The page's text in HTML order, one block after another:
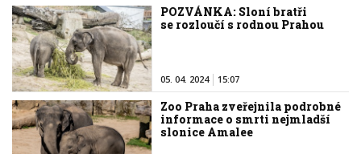
POZVÁNKA: Sloní bratři
se rozloučí s rodnou Prahou
05. 04. 2024 15:07
Zoo Praha zveřejnila podrobné
informace o smrti nejmladší
slonice Amalee